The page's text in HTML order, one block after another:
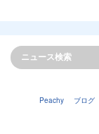
Peachy ブログ